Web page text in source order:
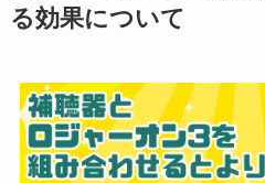
る効果について